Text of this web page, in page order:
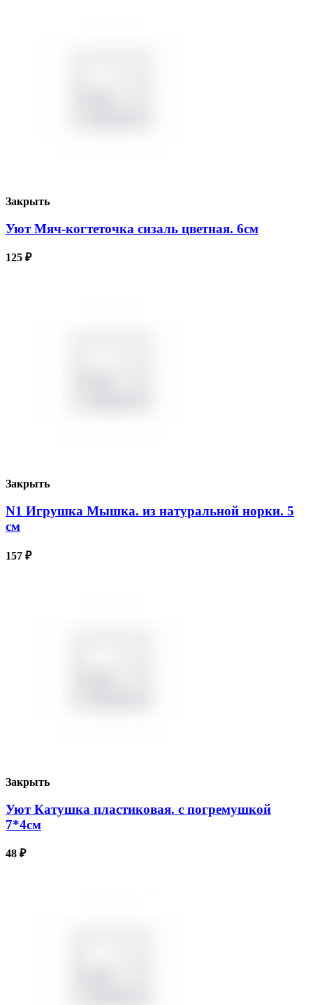
Закрыть
Уют Мяч-когтеточка сизаль цветная. 6см
125 ₽
Закрыть
N1 Игрушка Мышка. из натуральной норки. 5
см
157 ₽
Закрыть
Уют Катушка пластиковая. с погремушкой
7*4см
48 ₽